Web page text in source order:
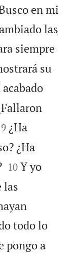
en mi
las
siempre
su
acabado

9 ¿Ha
¿Ha

10 Y yo
las
todo lo
pongo a